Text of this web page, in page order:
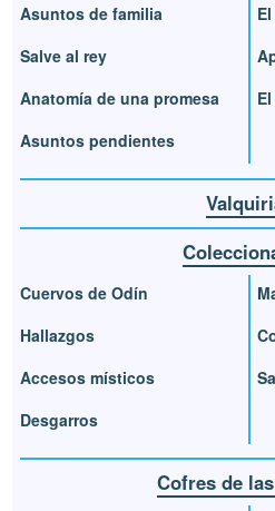
Asuntos de familia
Salve al rey
Anatomía de una promesa
Asuntos pendientes
Cuervos de Odín
Hallazgos
Accesos místicos
Desgarros
Cofres de